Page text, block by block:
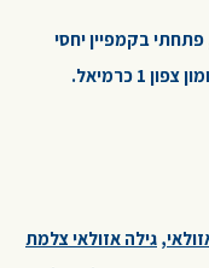
בקמפיין יחסי
כרמיאל.
, גילה אזולאי צלמת